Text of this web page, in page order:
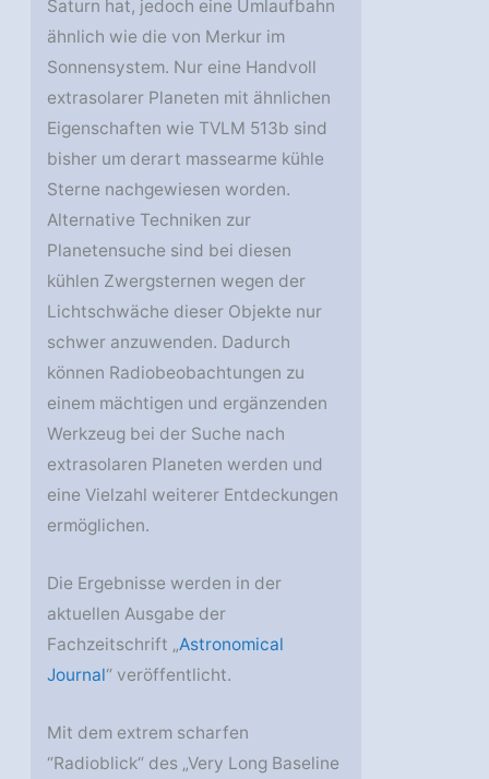
Saturn hat, jedoch eine Umlaufbahn
ähnlich wie die von Merkur im
Sonnensystem. Nur eine Handvoll
extrasolarer Planeten mit ähnlichen
Eigenschaften wie TVLM 513b sind
bisher um derart massearme kühle
Sterne nachgewiesen worden.
Alternative Techniken zur
Planetensuche sind bei diesen
kühlen Zwergsternen wegen der
Lichtschwäche dieser Objekte nur
schwer anzuwenden. Dadurch
können Radiobeobachtungen zu
einem mächtigen und ergänzenden
Werkzeug bei der Suche nach
extrasolaren Planeten werden und
eine Vielzahl weiterer Entdeckungen
ermöglichen.
Die Ergebnisse werden in der
aktuellen Ausgabe der
Fachzeitschrift „Astronomical
Journal“ veröffentlicht.
Mit dem extrem scharfen
“Radioblick“ des „Very Long Baseline